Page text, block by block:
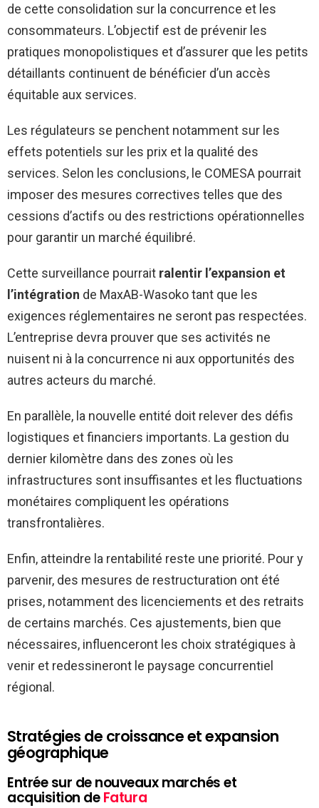
de cette consolidation sur la concurrence et les
consommateurs. L’objectif est de prévenir les
pratiques monopolistiques et d’assurer que les petits
détaillants continuent de bénéficier d’un accès
équitable aux services.
Les régulateurs se penchent notamment sur les
effets potentiels sur les prix et la qualité des
services. Selon les conclusions, le COMESA pourrait
imposer des mesures correctives telles que des
cessions d’actifs ou des restrictions opérationnelles
pour garantir un marché équilibré.
Cette surveillance pourrait ralentir l’expansion et
l’intégration de MaxAB-Wasoko tant que les
exigences réglementaires ne seront pas respectées.
L’entreprise devra prouver que ses activités ne
nuisent ni à la concurrence ni aux opportunités des
autres acteurs du marché.
En parallèle, la nouvelle entité doit relever des défis
logistiques et financiers importants. La gestion du
dernier kilomètre dans des zones où les
infrastructures sont insuffisantes et les fluctuations
monétaires compliquent les opérations
transfrontalières.
Enfin, atteindre la rentabilité reste une priorité. Pour y
parvenir, des mesures de restructuration ont été
prises, notamment des licenciements et des retraits
de certains marchés. Ces ajustements, bien que
nécessaires, influenceront les choix stratégiques à
venir et redessineront le paysage concurrentiel
régional.
Stratégies de croissance et expansion
géographique
Entrée sur de nouveaux marchés et
acquisition deFatura